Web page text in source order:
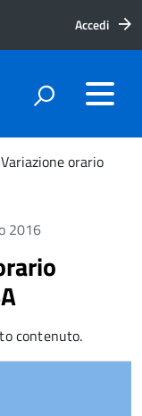
Accedi
orario
2016
contenuto.